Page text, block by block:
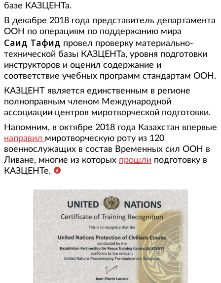
базе КАЗЦЕНТа.
В декабре 2018 года представитель департамента
ООН по операциям по поддержанию мира
Саид Тафид провел проверку материально-
технической базы КАЗЦЕНТа, уровня подготовки
инструкторов и оценил содержание и
соответствие учебных программ стандартам ООН.
КАЗЦЕНТ является единственным в регионе
полноправным членом Международной
ассоциации центров миротворческой подготовки.
Напомним, в октябре 2018 года Казахстан впервые
направил миротворческую роту из 120
военнослужащих в состав Временных сил ООН в
Ливане, многие из которых прошли подготовку в
КАЗЦЕНТе.